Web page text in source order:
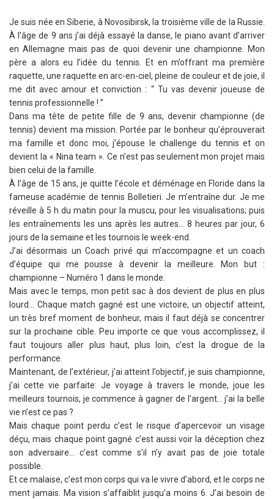
Je suis née en Siberie, à Novosibirsk, la troisième ville de la Russie.
À l’âge de 9 ans j’ai déjà essayé la danse, le piano avant d’arriver
en Allemagne mais pas de quoi devenir une championne. Mon
père a alors eu l’idée du tennis. Et en m’offrant ma première
raquette, une raquette en arc-en-ciel, pleine de couleur et de joie, il
me dit avec amour et conviction : “ Tu vas devenir joueuse de
tennis professionnelle ! ”
Dans ma tête de petite fille de 9 ans, devenir championne (de
tennis) devient ma mission. Portée par le bonheur qu’éprouverait
ma famille et donc moi, j’épouse le challenge du tennis et on
devient la « Nina team ». Ce n’est pas seulement mon projet mais
bien celui de la famille.
À l’âge de 15 ans, je quitte l’école et déménage en Floride dans la
fameuse académie de tennis Bolletieri. Je m’entraîne dur. Je me
réveille à 5 h du matin pour la muscu, pour les visualisations; puis
les entraînements les uns après les autres… 8 heures par jour, 6
jours de la semaine et les tournois le week-end.
J’ai désormais un Coach privé qui m’accompagne et un coach
d’équipe qui me pousse à devenir la meilleure. Mon but :
championne – Numéro 1 dans le monde.
Mais avec le temps, mon petit sac à dos devient de plus en plus
lourd… Chaque match gagné est une victoire, un objectif atteint,
un très bref moment de bonheur, mais il faut déjà se concentrer
sur la prochaine cible. Peu importe ce que vous accomplissez, il
faut toujours aller plus haut, plus loin, c’est la drogue de la
performance.
Maintenant, de l’extérieur, j’ai atteint l’objectif, je suis championne,
j’ai cette vie parfaite: Je voyage à travers le monde, joue les
meilleurs tournois, je commence à gagner de l’argent… j’ai la belle
vie n’est ce pas ?
Mais chaque point perdu c’est le risque d’apercevoir un visage
déçu, mais chaque point gagné c’est aussi voir la déception chez
son adversaire… c’est comme s’il n’y avait pas de joie totale
possible.
Et ce malaise, c’est mon corps qui va le vivre d’abord, et le corps ne
ment jamais. Ma vision s’affaiblit jusqu’a moins 6. J’ai besoin de